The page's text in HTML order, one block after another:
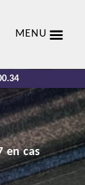
MENU
en cas